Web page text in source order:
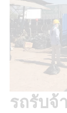
รถรับจ้